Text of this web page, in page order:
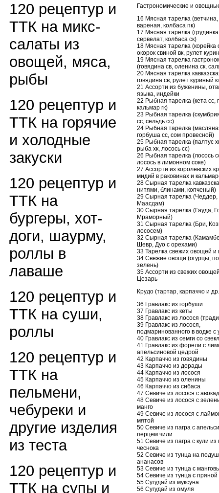
120 рецептур и
ТТК на микс-
салаты из
овощей, мяса,
рыбы
120 рецептур и
ТТК на горячие
и холодные
закуски
120 рецептур и
ТТК на
бургеры, хот-
доги, шаурму,
роллы в
лаваше
120 рецептур и
ТТК на суши,
роллы
120 рецептур и
ТТК на
пельмени,
чебуреки и
другие изделия
из теста
120 рецептур и
ТТК на супы и
Гастрономические и
16 Мясная тарелка
вареная, колбаса пк)
17 Мясная тарелка
сервелат, колбаса ск)
18 Мясная тарелка (корейка
окорок свиной вк, рулет
19 Мясная тарелка
(говядина св, оленина ск,
20 Мясная тарелка
говядина св, рулет куриный
21 Ассорти из буженины,
языка, индейки
22 Рыбная тарелка (кета сс,
кальмар гк)
23 Рыбная тарелка
сс, сельдь сс)
24 Рыбная тарелка
горбуша сс, сом провесной)
25 Рыбная тарелка (палтус
рыба хк, лосось сс)
26 Рыбная тарелка (лосось
лосось в лимонном соке)
27 Ассорти из королевских
мидий в раковинах и
28 Сырная тарелка
нитями, блинами, копченый)
29 Сырная тарелка
Маасдам)
30 Сырная тарелка (Гауда,
Мраморный)
31 Сырная тарелка (Бри,
лососем)
32 Сырная тарелка
Шевр, Дуо с орехами)
33 Тарелка свежих овощей и
34 Свежие овощи (огурцы,
зелень)
35 Ассорти из свежих
Цезарь
Крудо (тартар, карпаччо и
36 Гравлакс из горбуши
37 Гравлакс из кеты
38 Гравлакс из лосося
39 Гравлакс из лосося,
подмаринованного в водке с
40 Гравлакс из семги со
41 Гравлакс из форели с
апельсиновой цедрой
42 Карпаччо из говядины
43 Карпаччо из дорады
44 Карпаччо из лосося
45 Карпаччо из оленины
46 Карпаччо из сибаса
47 Севиче из лосося с
48 Севиче из лосося с
манго
49 Севиче из лосося с
мятой
50 Севиче из пагра с
перцем чили
51 Севиче из пагра с кули из
чеснока
52 Севиче из тунца на
ананасов
53 Севиче из тунца с
54 Севиче из тунца с пряной
55 Сугудай из муксуна
56 Сугудай из омуля